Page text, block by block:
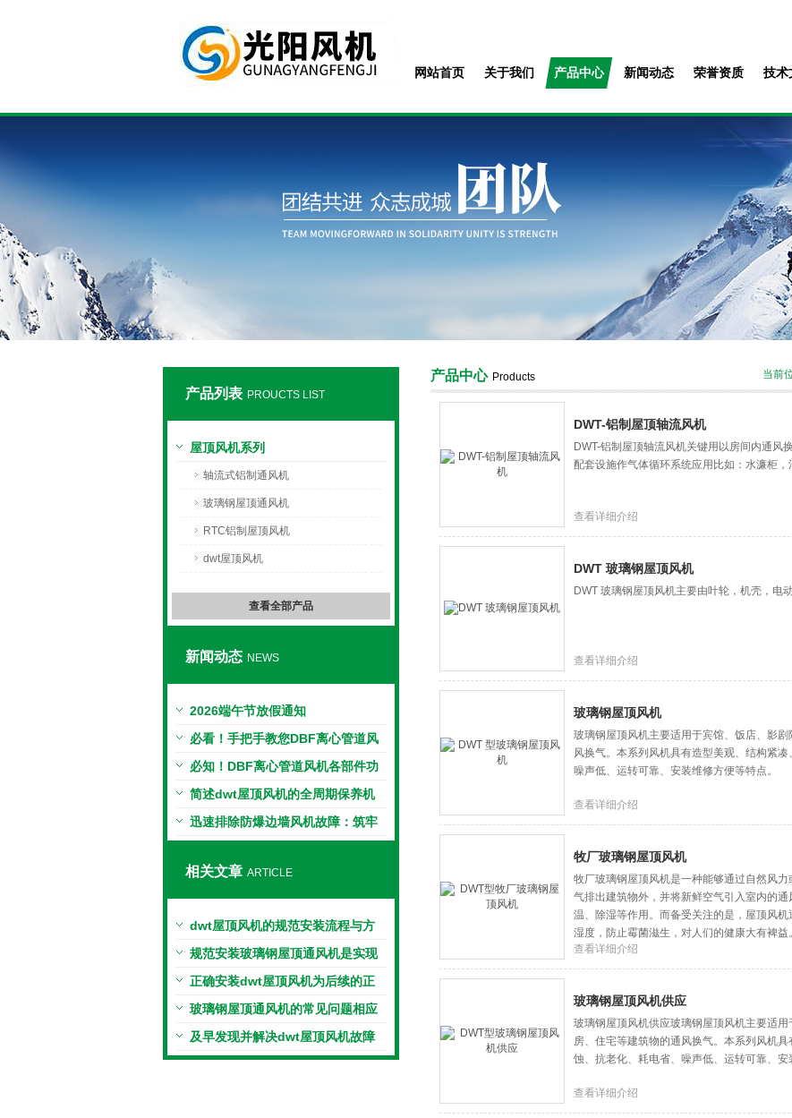
绍兴上虞光阳风机有限公司
网站首页 关于我们 产品中心 新闻动态 荣誉资质 技术
产品列表 PROUCTS LIST
屋顶风机系列
轴流式铝制通风机
玻璃钢屋顶通风机
RTC铝制屋顶风机
dwt屋顶风机
查看全部产品
新闻动态 NEWS
2026端午节放假通知
必看！手把手教您DBF离心管道风
机的正确安装方法
必知！DBF离心管道风机各部件功
能特点大揭秘
简述dwt屋顶风机的全周期保养机
制
迅速排除防爆边墙风机故障：筑牢
相关文章 ARTICLE
dwt屋顶风机的规范安装流程与方
法详解
规范安装玻璃钢屋顶通风机是实现
高效通风的关键
正确安装dwt屋顶风机为后续的正
常使用奠定坚实基础
玻璃钢屋顶通风机的常见问题相应
解决方法分享
及早发现并解决dwt屋顶风机故障
可确保其正常高效运行
产品中心 Products 当前
DWT-铝制屋顶轴流风机
DWT-铝制屋顶轴流风机关键用以房间内通风
配套设施作气体循环系统应用比如：水濂柜
查看详细介绍
DWT 玻璃钢屋顶风机
DWT 玻璃钢屋顶风机主要由叶轮，机壳，电
查看详细介绍
玻璃钢屋顶风机
玻璃钢屋顶风机主要适用于宾馆、饭店、影
风换气。本系列风机具有造型美观、结构紧
噪声低、运转可靠、安装维修方便等特点。
查看详细介绍
牧厂玻璃钢屋顶风机
牧厂玻璃钢屋顶风机是一种能够通过自然风
气排出建筑物外，并将新鲜空气引入室内的
温、除湿等作用。而备受关注的是，屋顶风
湿度，防止霉菌滋生，对人们的健康大有裨益。
查看详细介绍
玻璃钢屋顶风机供应
玻璃钢屋顶风机供应玻璃钢屋顶风机主要适
房、住宅等建筑物的通风换气。本系列风机
蚀、抗老化、耗电省、噪声低、运转可靠、安
查看详细介绍